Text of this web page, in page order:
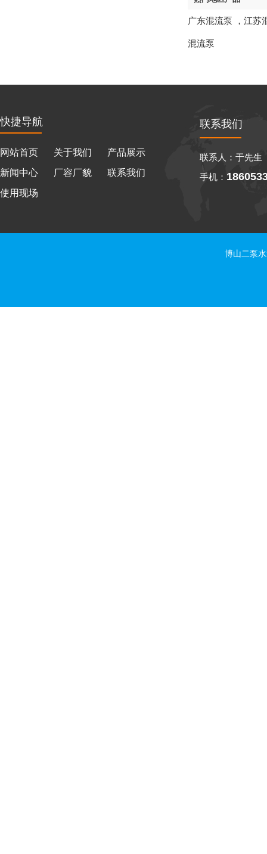
广东混流泵 ， 江苏
混流泵
快捷导航
网站首页 关于我们
产品展示
新闻中心
厂容厂貌
联系我们
使用现场
联系我们
联系人：于先生
手机：
博山二泵